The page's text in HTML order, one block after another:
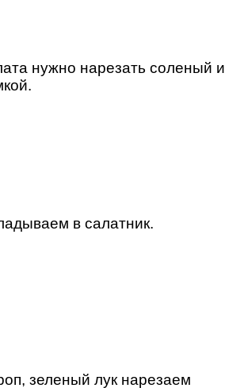
нужно нарезать соленый и
в салатник.
зеленый лук нарезаем